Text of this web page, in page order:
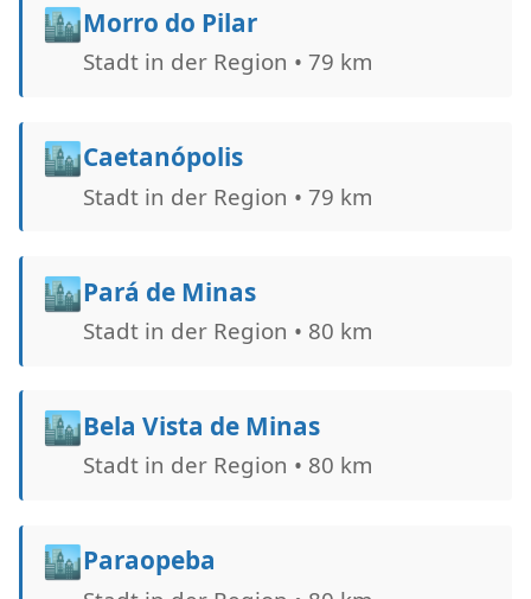
🏙️Morro do Pilar
Stadt in der Region • 79 km
🏙️Caetanópolis
Stadt in der Region • 79 km
🏙️Pará de Minas
Stadt in der Region • 80 km
🏙️Bela Vista de Minas
Stadt in der Region • 80 km
🏙️Paraopeba